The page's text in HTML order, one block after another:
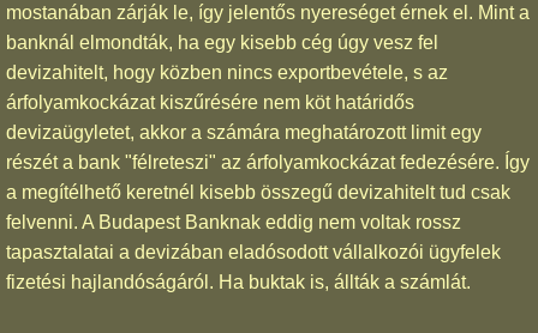
mostanában zárják le, így jelentős nyereséget érnek el. Mint a
banknál elmondták, ha egy kisebb cég úgy vesz fel
devizahitelt, hogy közben nincs exportbevétele, s az
árfolyamkockázat kiszűrésére nem köt határidős
devizaügyletet, akkor a számára meghatározott limit egy
részét a bank "félreteszi" az árfolyamkockázat fedezésére. Így
a megítélhető keretnél kisebb összegű devizahitelt tud csak
felvenni. A Budapest Banknak eddig nem voltak rossz
tapasztalatai a devizában eladósodott vállalkozói ügyfelek
fizetési hajlandóságáról. Ha buktak is, állták a számlát.